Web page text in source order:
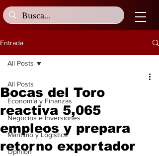
Entrada
All Posts
Economía y Finanzas
Negocios e Inversiones
Marítimo y Logística
Opinión
All Posts
Bocas del Toro
reactiva 5,065
empleos y prepara
retorno exportador